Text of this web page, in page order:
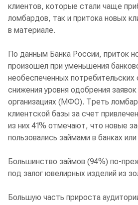
клиентов, которые стали чаще
ломбардов, так и притока новых
в материале.
По данным Банка России, приток
произошел при уменьшения
необеспеченных потребительских
снижения уровня одобрения
организациях (МФО). Треть
клиентской базы за счет
из них 41% отмечают, что новые
пользовались займами в банках
Большинство займов (94%) по-
под залог ювелирных изделий из
Большую часть прироста